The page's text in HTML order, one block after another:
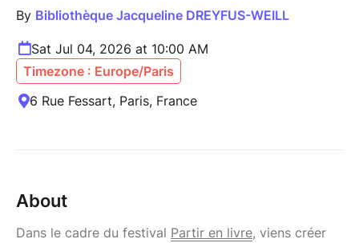
By Bibliothèque Jacqueline DREYFUS-WEILL
Sat Jul 04, 2026 at 10:00 AM
Timezone : Europe/Paris
6 Rue Fessart, Paris, France
About
Dans le cadre du festival Partir en livre, viens créer